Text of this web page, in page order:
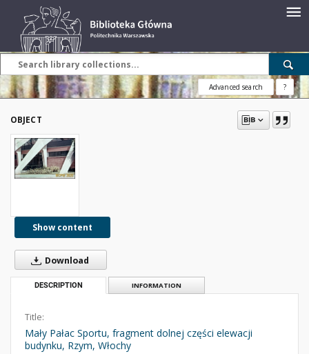
Advanced search ?
OBJECT
Show content
Download
DESCRIPTION INFORMATION
Title:
Mały Pałac Sportu, fragment dolnej części elewacji
budynku, Rzym, Włochy